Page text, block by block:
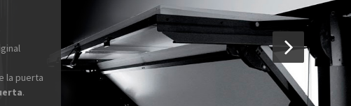
puerta
.